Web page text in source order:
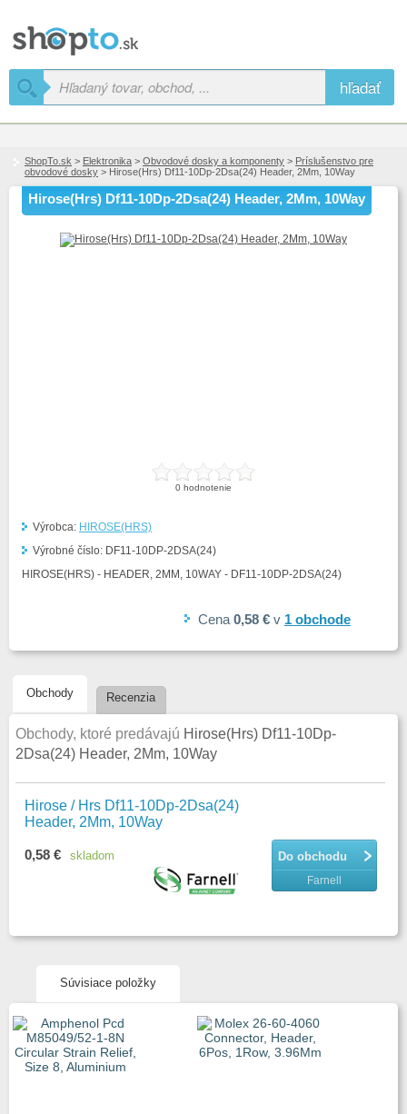
hľadať
ShopTo.sk > Elektronika > Obvodové dosky a komponenty > Príslušenstvo pre
obvodové dosky > Hirose(Hrs) Df11-10Dp-2Dsa(24) Header, 2Mm, 10Way
Hirose(Hrs) Df11-10Dp-2Dsa(24) Header, 2Mm, 10Way
0 hodnotenie
Výrobca: HIROSE(HRS)
Výrobné číslo: DF11-10DP-2DSA(24)
HIROSE(HRS) - HEADER, 2MM, 10WAY - DF11-10DP-2DSA(24)
Cena 0,58 € v 1 obchode
Obchody Recenzia
Obchody, ktoré predávajú Hirose(Hrs) Df11-10Dp-
2Dsa(24) Header, 2Mm, 10Way
Hirose / Hrs Df11-10Dp-2Dsa(24)
Header, 2Mm, 10Way
Do obchodu
Farnell
0,58 € skladom
Súvisiace položky